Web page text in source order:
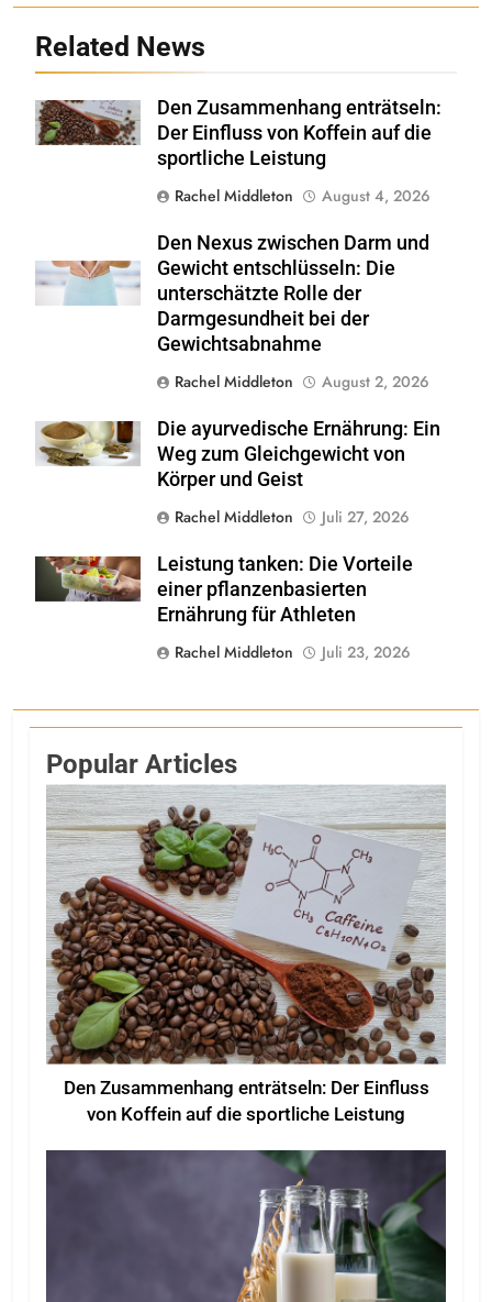
Related News
Shutterstock
Den Zusammenhang enträtseln:
Der Einfluss von Koffein auf die
sportliche Leistung
Rachel Middleton
August 4, 2026
Shutterstock
Den Nexus zwischen Darm und
Gewicht entschlüsseln: Die
unterschätzte Rolle der
Darmgesundheit bei der
Gewichtsabnahme
Rachel Middleton
August 2, 2026
Shutterstock
Die ayurvedische Ernährung: Ein
Weg zum Gleichgewicht von
Körper und Geist
Rachel Middleton
Juli 27, 2026
Shutterstock
Leistung tanken: Die Vorteile
einer pflanzenbasierten
Ernährung für Athleten
Rachel Middleton
Juli 23, 2026
Popular Articles
Den Zusammenhang enträtseln: Der Einfluss
von Koffein auf die sportliche Leistung